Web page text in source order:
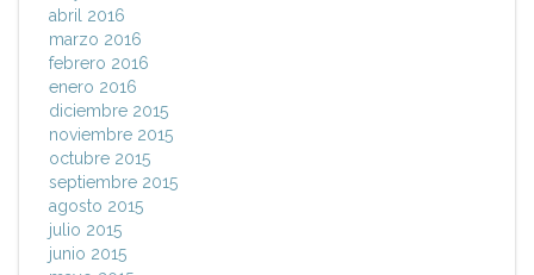
abril 2016
marzo 2016
febrero 2016
enero 2016
diciembre 2015
noviembre 2015
octubre 2015
septiembre 2015
agosto 2015
julio 2015
junio 2015